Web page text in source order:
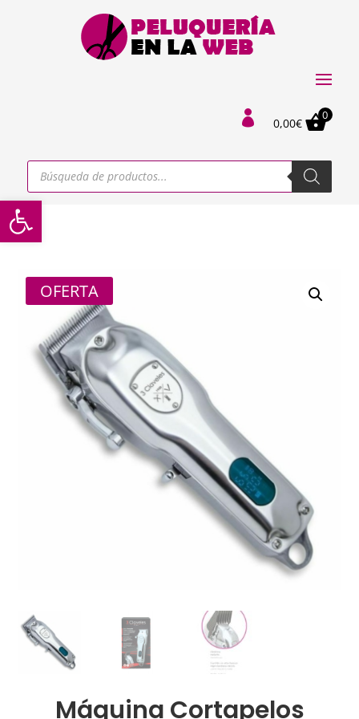
Abrir barra de herramientas
 0,00€
0
Búsqueda
productos
OFERTA
Máquina Cortapelos